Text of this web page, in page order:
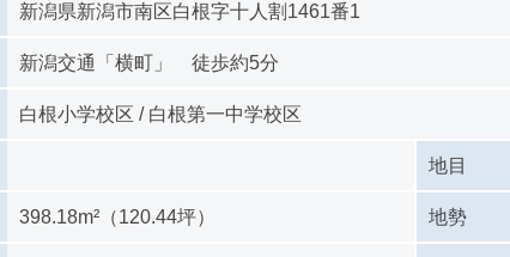
新潟県新潟市南区白根字十人割1461番1
新潟交通「横町」 徒歩約5分
白根小学校区 / 白根第一中学校区
398.18m²（120.44坪）
地目
地勢